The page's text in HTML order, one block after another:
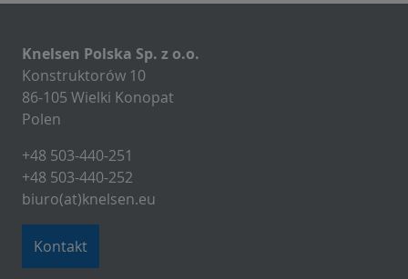
Knelsen Polska Sp. z o.o.
Konstruktorów 10
86-105 Wielki Konopat
Polen
+48 503-440-251
+48 503-440-252
biuro(at)knelsen.eu
Kontakt